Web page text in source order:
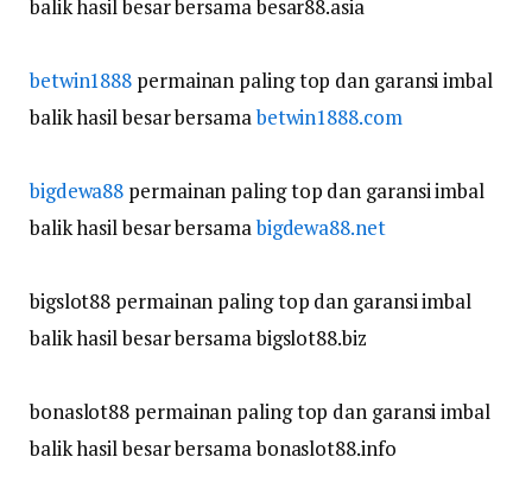
balik hasil besar bersama besar88.asia
betwin1888 permainan paling top dan garansi imbal
balik hasil besar bersamabetwin1888.com
bigdewa88 permainan paling top dan garansi imbal
balik hasil besar bersamabigdewa88.net
bigslot88 permainan paling top dan garansi imbal
balik hasil besar bersama bigslot88.biz
bonaslot88 permainan paling top dan garansi imbal
balik hasil besar bersama bonaslot88.info